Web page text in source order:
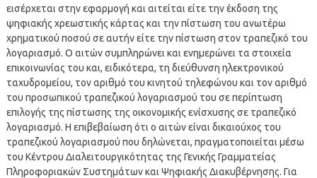
εισέρχεται στην εφαρμογή και αιτείται είτε την έκδοση της
ψηφιακής χρεωστικής κάρτας και την πίστωση του ανωτέρω
χρηματικού ποσού σε αυτήν είτε την πίστωση στον τραπεζικό του
λογαριασμό. Ο αιτών συμπληρώνει και ενημερώνει τα στοιχεία
επικοινωνίας του και, ειδικότερα, τη διεύθυνση ηλεκτρονικού
ταχυδρομείου, τον αριθμό του κινητού τηλεφώνου και τον αριθμό
του προσωπικού τραπεζικού λογαριασμού του σε περίπτωση
επιλογής της πίστωσης της οικονομικής ενίσχυσης σε τραπεζικό
λογαριασμό. Η επιβεβαίωση ότι ο αιτών είναι δικαιούχος του
τραπεζικού λογαριασμού που δηλώνεται, πραγματοποιείται μέσω
του Κέντρου Διαλειτουργικότητας της Γενικής Γραμματείας
Πληροφοριακών Συστημάτων και Ψηφιακής Διακυβέρνησης. Για